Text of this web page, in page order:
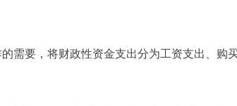
要，将财政性资金支出分为工资支出、购